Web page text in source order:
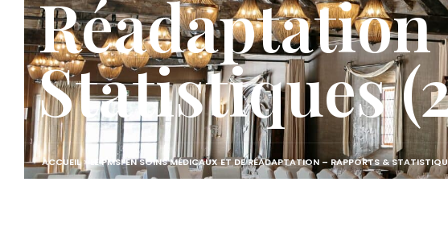
Statistiques
ACCUEIL> LE PMSI EN SOINS MÉDICAUX ET DE RÉADAPTATION – RAPPORTS &